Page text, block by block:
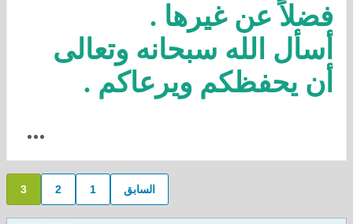
فضلاً عن غيرها .
أسأل الله سبحانه وتعالى
أن يحفظكم ويرعاكم .
السابق 1
2
3